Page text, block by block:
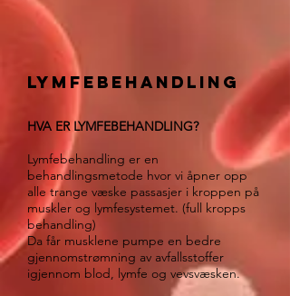
Lymfebehandling
HVA ER LYMFEBEHANDLING?
Lymfebehandling er en
behandlingsmetode hvor vi åpner opp
alle trange væske passasjer i kroppen på
muskler og lymfesystemet. (full kropps
behandling)
Da får musklene pumpe en bedre
gjennomstrømning av avfallsstoffer
igjennom blod, lymfe og vevsvæsken.